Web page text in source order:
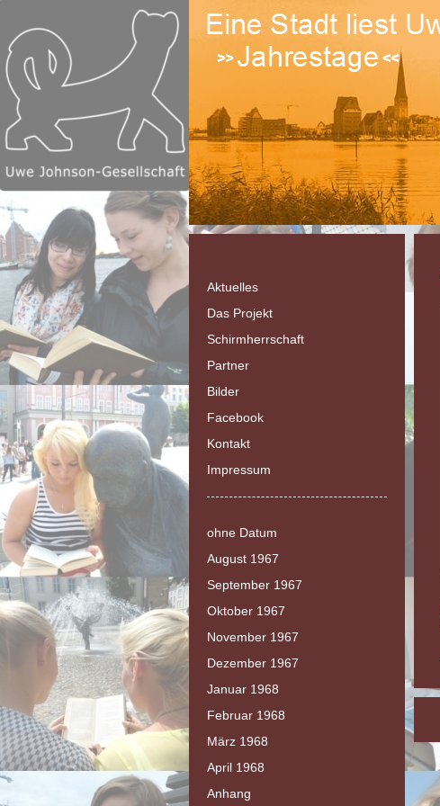
Aktuelles
Das Projekt
Schirmherrschaft
Partner
Bilder
Facebook
Kontakt
Impressum
ohne Datum
August 1967
September 1967
Oktober 1967
November 1967
Dezember 1967
Januar 1968
Februar 1968
März 1968
April 1968
Anhang